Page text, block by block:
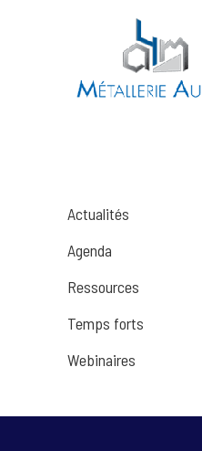
Actualités
Agenda
Ressources
Temps forts
Webinaires